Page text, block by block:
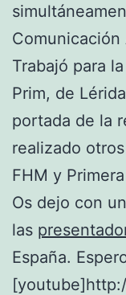
Comunicación
Trabajó para
Prim, de
portada de la
realizado
FHM y
Os dejo con
las
España.